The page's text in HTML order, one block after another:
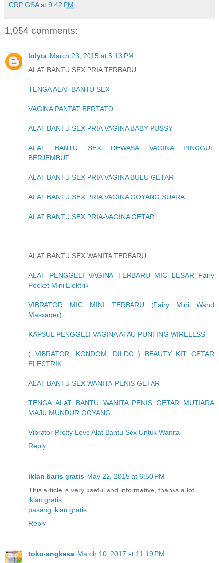
CRP GSA at 9:42 PM
1,054 comments:
lolyta March 23, 2015 at 5:13 PM
ALAT BANTU SEX PRIA TERBARU
TENGA ALAT BANTU SEX
VAGINA PANTAT BERTATO
ALAT BANTU SEX PRIA VAGINA BABY PUSSY
ALAT BANTU SEX DEWASA VAGINA PINGGUL
BERJEMBUT
ALAT BANTU SEX PRIA VAGINA BULU GETAR
ALAT BANTU SEX PRIA VAGINA GOYANG SUARA
ALAT BANTU SEX PRIA-VAGINA GETAR
ALAT BANTU SEX WANITA TERBARU
ALAT PENGGELI VAGINA TERBARU MIC BESAR Fairy
Pocket Mini Elektrik
VIBRATOR MIC MINI TERBARU (Fairy Mini Wand
Massager)
KAPSUL PENGGELI VAGINA ATAU PUNTING WIRELESS
( VIBRATOR, KONDOM, DILDO ) BEAUTY KIT GETAR
ELECTRIK
ALAT BANTU SEX WANITA-PENIS GETAR
TENGA ALAT BANTU WANITA PENIS GETAR MUTIARA
MAJU MUNDUR GOYANG
Vibrator Pretty Love Alat Bantu Sex Untuk Wanita
Reply
iklan baris gratis May 22, 2015 at 6:50 PM
This article is very useful and informative, thanks a lot.
iklan gratis
pasang iklan gratis
Reply
toko-angkasa March 10, 2017 at 11:19 PM